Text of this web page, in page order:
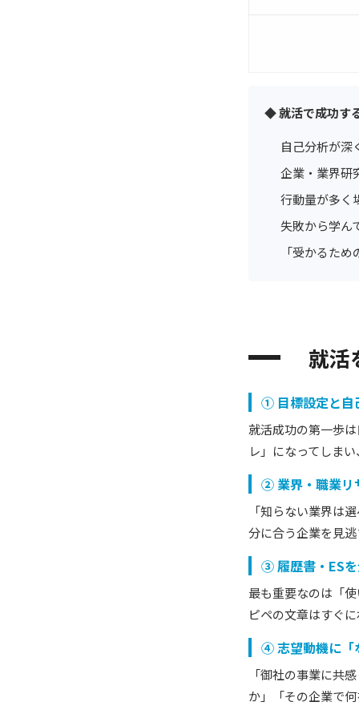
◆ 就活で成功す
自己分析が深
企業・業界研
行動量が多く
失敗から学ん
「受かるた
就活
① 目標設定と自
就活成功の第一歩
レ」になってしま
② 業界・職業リ
「知らない業界は
分に合う企業を見
③ 履歴書・ES
最も重要なのは「
ピペの文章はすぐ
④ 志望動機に「
「御社の事業に共
か」「その企業で